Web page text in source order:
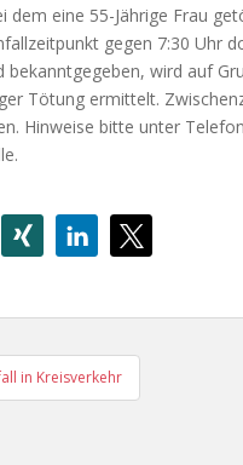
dem eine 55-Jährige Frau
gegen 7:30 Uhr
bekanntgegeben, wird auf
Tötung ermittelt.
Hinweise bitte unter
in Kreisverkehr